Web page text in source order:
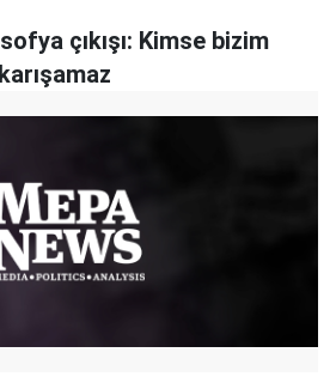
çıkışı: Kimse bizim